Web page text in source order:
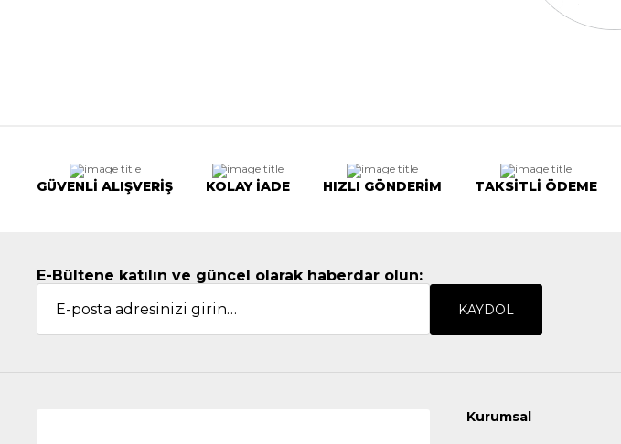
GÜVENLİ ALIŞVERİŞ KOLAY İADE HIZLI GÖNDERİM TAKSİTLİ ÖDEME
E-Bültene katılın ve güncel olarak haberdar olun:
KAYDOL
Kurumsal